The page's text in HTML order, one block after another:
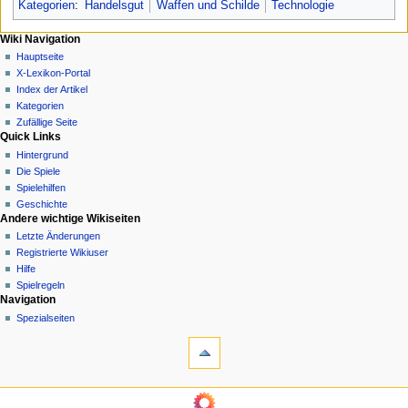
Kategorien: Handelsgut Waffen und Schilde Technologie
N
a
v
g
a
o
n
s
m
e
n
ü
Seitenaktionen
Seite
Diskussion
Lesen
Quelltext
anzeigen
Versionsgeschichte
Meine Werkzeuge
Anmelden
Wiki Navigation
Hauptseite
X-Lexikon-Portal
Index der Artikel
Kategorien
Zufällige Seite
Quick Links
Hintergrund
Die Spiele
Spielehilfen
Geschichte
Andere wichtige Wikiseiten
Letzte Änderungen
Registrierte Wikiuser
Hilfe
Spielregeln
Werkzeuge
Links
Navigation
Spezialseiten
Wiki Navigation